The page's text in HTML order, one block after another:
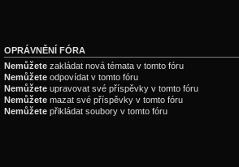
OPRÁVNĚNÍ FÓRA
Nemůžete zakládat nová témata v tomto fóru
Nemůžete odpovídat v tomto fóru
Nemůžete upravovat své příspěvky v tomto fóru
Nemůžete mazat své příspěvky v tomto fóru
Nemůžete přikládat soubory v tomto fóru